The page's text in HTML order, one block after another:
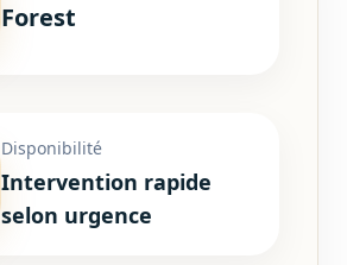
Forest
Disponibilité
Intervention rapide
selon urgence